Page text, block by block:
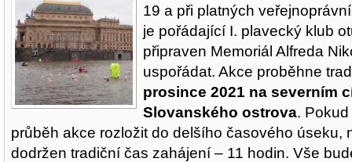
19 a při platných
je pořádající I. plavecký klub
připraven Memoriál Alfreda
uspořádat. Akce proběhne
prosince 2021 na severním
Slovanského ostrova.
průběh akce rozložit do delšího časového úseku,
dodržen tradiční čas zahájení – 11 hodin. Vše